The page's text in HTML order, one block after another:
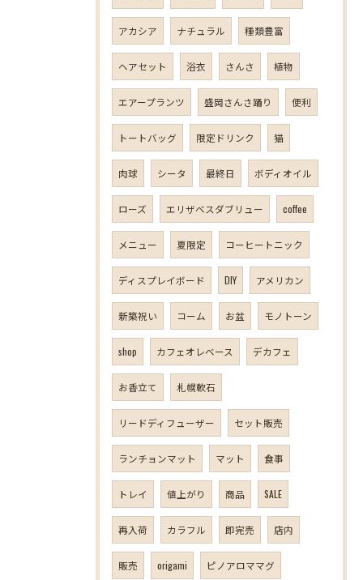
アカシア ナチュラル 種類豊富
ヘアセット 浴衣 さんさ 植物
エアープランツ 盛岡さんさ踊り 便利
トートバッグ 限定ドリンク 猫
肉球 シータ 最終日 ボディオイル
ローズ エリザベスダブリュー coffee
メニュー 夏限定 コーヒートニック
ディスプレイボード DIY アメリカン
新築祝い コーム お盆 モノトーン
shop カフェオレベース デカフェ
お香立て 札幌軟石
リードディフューザー セット販売
ランチョンマット マット 食事
トレイ 値上がり 商品 SALE
再入荷 カラフル 即完売 店内
販売 origami ピノアロママグ